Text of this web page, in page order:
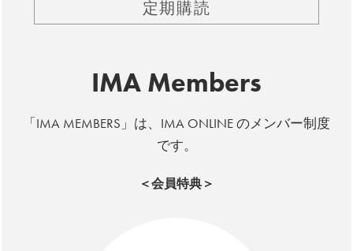
定期購読
IMA Members
「IMA MEMBERS」は、IMA ONLINE のメンバー制度
です。
＜会員特典＞